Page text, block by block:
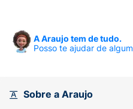
limão e menta.
imunológico, sendo
mais disposição no dia
A Araujo tem de tudo.
Posso te ajudar de
Sobre a Araujo